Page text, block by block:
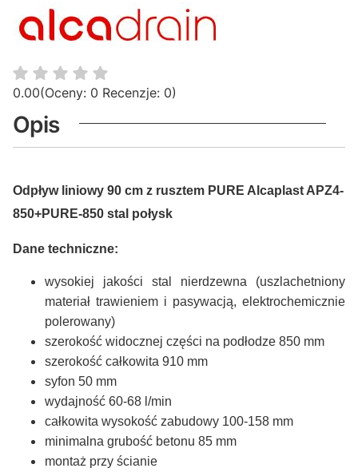
0.00(Oceny: 0 Recenzje: 0)
Opis
Odpływ liniowy 90 cm z rusztem PURE Alcaplast APZ4-
850+PURE-850 stal połysk
Dane techniczne:
wysokiej jakości stal nierdzewna (uszlachetniony
materiał trawieniem i pasywacją, elektrochemicznie
polerowany)
szerokość widocznej części na podłodze 850 mm
szerokość całkowita 910 mm
syfon 50 mm
wydajność 60-68 l/min
całkowita wysokość zabudowy 100-158 mm
minimalna grubość betonu 85 mm
montaż przy ścianie